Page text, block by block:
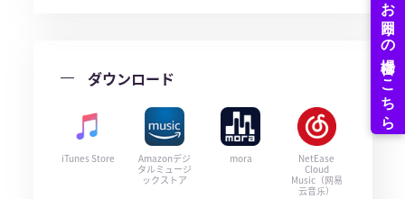
ダウンロード
iTunes Store
Amazonデジ
タルミュージ
ックストア
mora
NetEase
Cloud
Music（网易
云音乐）